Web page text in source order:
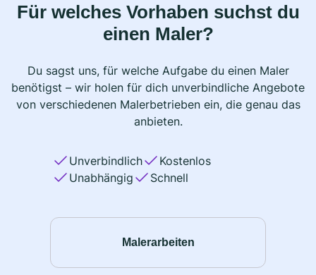
Für welches Vorhaben suchst du
einen Maler?
Du sagst uns, für welche Aufgabe du einen Maler
benötigst – wir holen für dich unverbindliche Angebote
von verschiedenen Malerbetrieben ein, die genau das
anbieten.
Unverbindlich
Kostenlos
Unabhängig
Schnell
Malerarbeiten